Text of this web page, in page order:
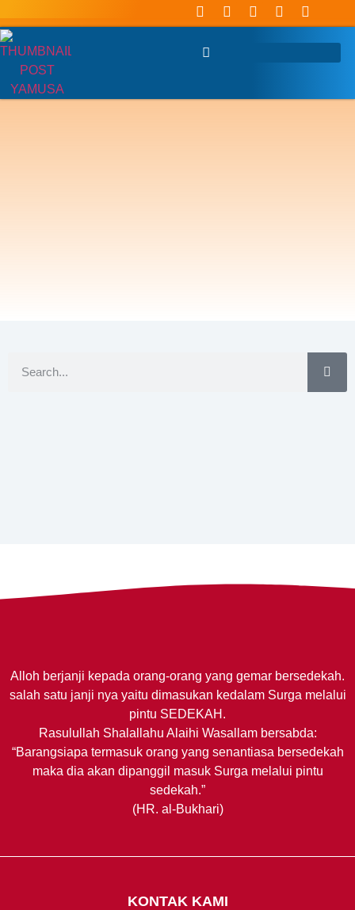
Alloh berjanji kepada orang-orang yang gemar bersedekah.
salah satu janji nya yaitu dimasukan kedalam Surga melalui
pintu SEDEKAH.
Rasulullah Shalallahu Alaihi Wasallam bersabda:
“Barangsiapa termasuk orang yang senantiasa bersedekah
maka dia akan dipanggil masuk Surga melalui pintu
sedekah.”
(HR. al-Bukhari)
KONTAK KAMI